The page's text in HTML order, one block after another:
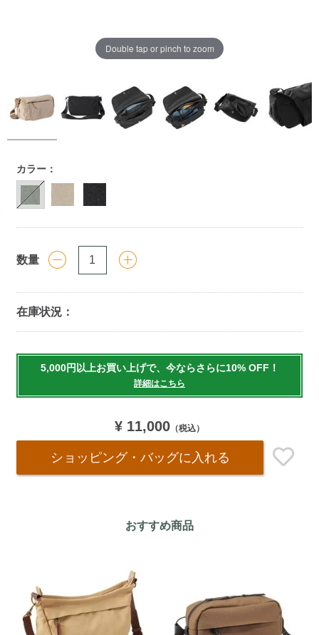
Double tap or pinch to zoom
https://www.llbean.co.jp/tote-
travel/travel-
bag/shoulder/g/P5843432.html
カラー：
数量
在庫状況：
to
5,000円以上お買い上げで、今ならさらに10% OFF！
詳細はこちら
¥ 11,000 （税込）
ショッピング・バッグに入れる
おすすめ商品